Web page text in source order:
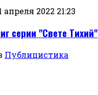
2022 21:23
серии "Свете Тихий"
Публицистика